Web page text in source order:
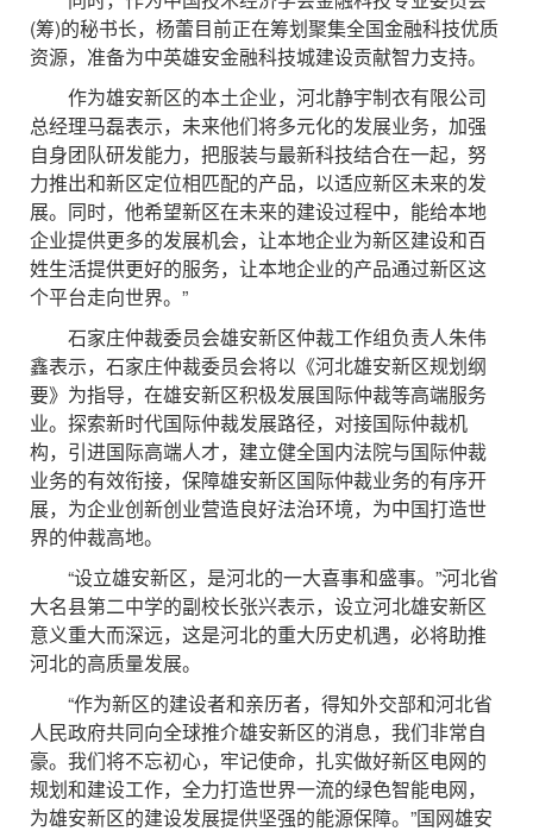
(筹)的秘书长，杨蕾目前正在筹划聚集全国金融科技优质
资源，准备为中英雄安金融科技城建设贡献智力支持。
作为雄安新区的本土企业，河北静宇制衣有限公司
总经理马磊表示，未来他们将多元化的发展业务，加强
自身团队研发能力，把服装与最新科技结合在一起，努
力推出和新区定位相匹配的产品，以适应新区未来的发
展。同时，他希望新区在未来的建设过程中，能给本地
企业提供更多的发展机会，让本地企业为新区建设和百
姓生活提供更好的服务，让本地企业的产品通过新区这
个平台走向世界。”
石家庄仲裁委员会雄安新区仲裁工作组负责人朱伟
鑫表示，石家庄仲裁委员会将以《河北雄安新区规划纲
要》为指导，在雄安新区积极发展国际仲裁等高端服务
业。探索新时代国际仲裁发展路径，对接国际仲裁机
构，引进国际高端人才，建立健全国内法院与国际仲裁
业务的有效衔接，保障雄安新区国际仲裁业务的有序开
展，为企业创新创业营造良好法治环境，为中国打造世
界的仲裁高地。
“设立雄安新区，是河北的一大喜事和盛事。”河北省
大名县第二中学的副校长张兴表示，设立河北雄安新区
意义重大而深远，这是河北的重大历史机遇，必将助推
河北的高质量发展。
“作为新区的建设者和亲历者，得知外交部和河北省
人民政府共同向全球推介雄安新区的消息，我们非常自
豪。我们将不忘初心，牢记使命，扎实做好新区电网的
规划和建设工作，全力打造世界一流的绿色智能电网，
为雄安新区的建设发展提供坚强的能源保障。”国网雄安